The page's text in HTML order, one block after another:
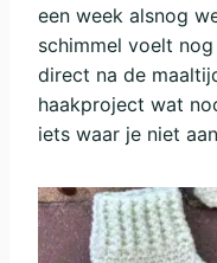
een week alsnog
schimmel voelt
direct na de
haakproject wat
iets waar je niet